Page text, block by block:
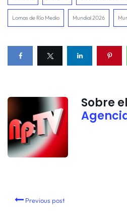
Lomas de Río Medio Mundial 2026
Sobre
Previous post